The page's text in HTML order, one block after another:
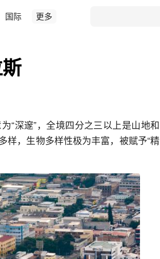
国际 更多
“深邃”，全境四分之三以上是山地和
样，生物多样性极为丰富，被赋予“精